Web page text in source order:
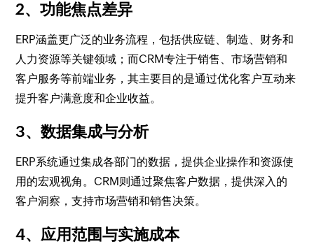
2、功能焦点差异
ERP涵盖更广泛的业务流程，包括供应链、制造、财务和
人力资源等关键领域；而CRM专注于销售、市场营销和
客户服务等前端业务，其主要目的是通过优化客户互动来
提升客户满意度和企业收益。
3、数据集成与分析
ERP系统通过集成各部门的数据，提供企业操作和资源使
用的宏观视角。CRM则通过聚焦客户数据，提供深入的
客户洞察，支持市场营销和销售决策。
4、应用范围与实施成本